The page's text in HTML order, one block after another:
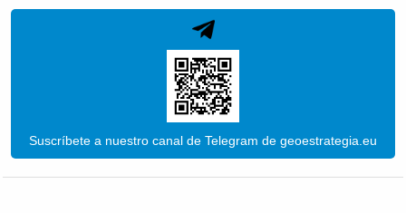
Suscríbete a nuestro canal de Telegram de geoestrategia.eu